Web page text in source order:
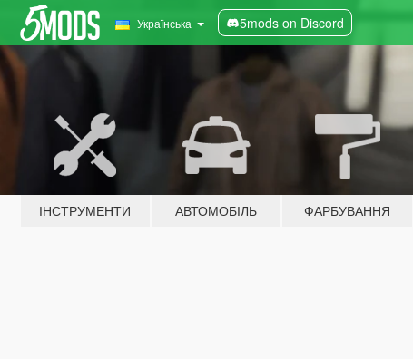
Українська 5mods on Discord
ІНСТРУМЕНТИ АВТОМОБІЛЬ ФАРБУВАННЯ